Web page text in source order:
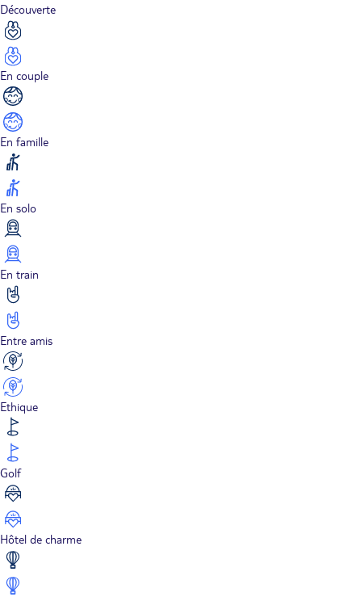
Découverte
En couple
En famille
En solo
En train
Entre amis
Ethique
Golf
Hôtel de charme